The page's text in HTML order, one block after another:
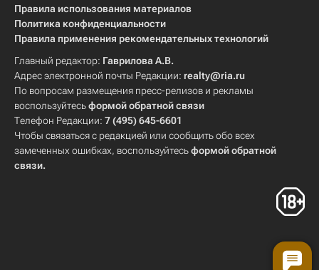
Правила использования материалов
Политика конфиденциальности
Правила применения рекомендательных технологий
Главный редактор: Гаврилова А.В.
Адрес электронной почты Редакции: realty@ria.ru
По вопросам размещения пресс-релизов и рекламы
воспользуйтесьформой обратной связи
Телефон Редакции: 7 (495) 645-6601
Чтобы связаться с редакцией или сообщить обо всех
замеченных ошибках, воспользуйтесьформой обратной
связи.